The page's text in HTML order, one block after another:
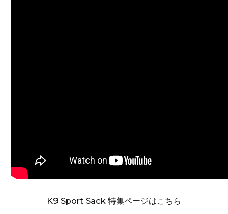
K9 Sport Sack 特集ページはこちら